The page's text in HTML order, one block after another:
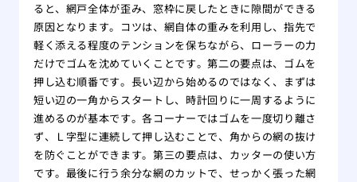
ると、網戸全体が歪み、窓枠に戻したときに隙間ができる
原因となります。コツは、網自体の重みを利用し、指先で
軽く添える程度のテンションを保ちながら、ローラーの力
だけでゴムを沈めていくことです。第二の要点は、ゴムを
押し込む順番です。長い辺から始めるのではなく、まずは
短い辺の一角からスタートし、時計回りに一周するように
進めるのが基本です。各コーナーではゴムを一度切り離さ
ず、Ｌ字型に連続して押し込むことで、角からの網の抜け
を防ぐことができます。第三の要点は、カッターの使い方
です。最後に行う余分な網のカットで、せっかく張った網